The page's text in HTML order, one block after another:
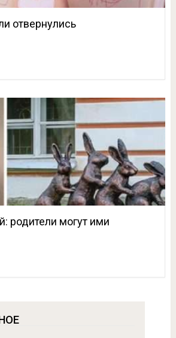
отвернулись
родители могут ими